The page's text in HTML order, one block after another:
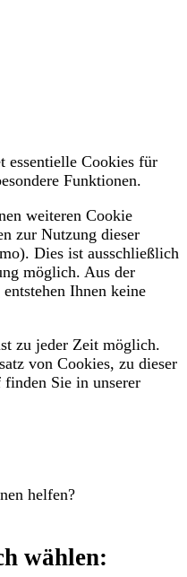
essentielle Cookies für
Funktionen.
weiteren Cookie
zur Nutzung dieser
Dies ist ausschließlich
möglich. Aus der
Ihnen keine
zu jeder Zeit möglich.
von Cookies, zu dieser
Sie in unserer
helfen?
wählen: